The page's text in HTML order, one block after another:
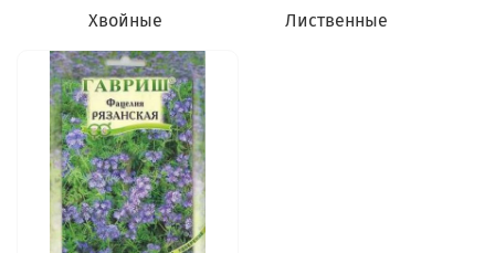
Хвойные Лиственные